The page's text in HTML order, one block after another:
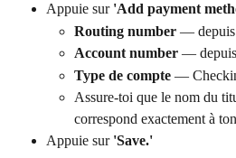
Appuie sur 'Add payment
Routing number — depuis
Account number —
Type de compte —
Assure-toi que le nom du
correspond exactement à
Appuie sur 'Save.'